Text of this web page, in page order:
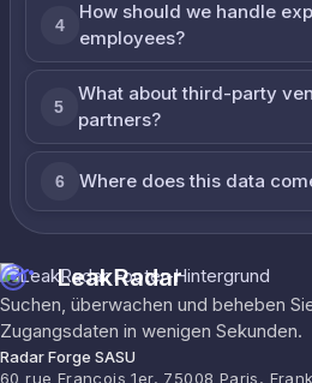
4
How should we handle
employees?
5
What about third-party
partners?
6 Where does this data
LeakRadar
Suchen, überwachen und beheben
Zugangsdaten in wenigen Sekunden.
Radar Forge SASU
60 rue François 1er, 75008 Paris,